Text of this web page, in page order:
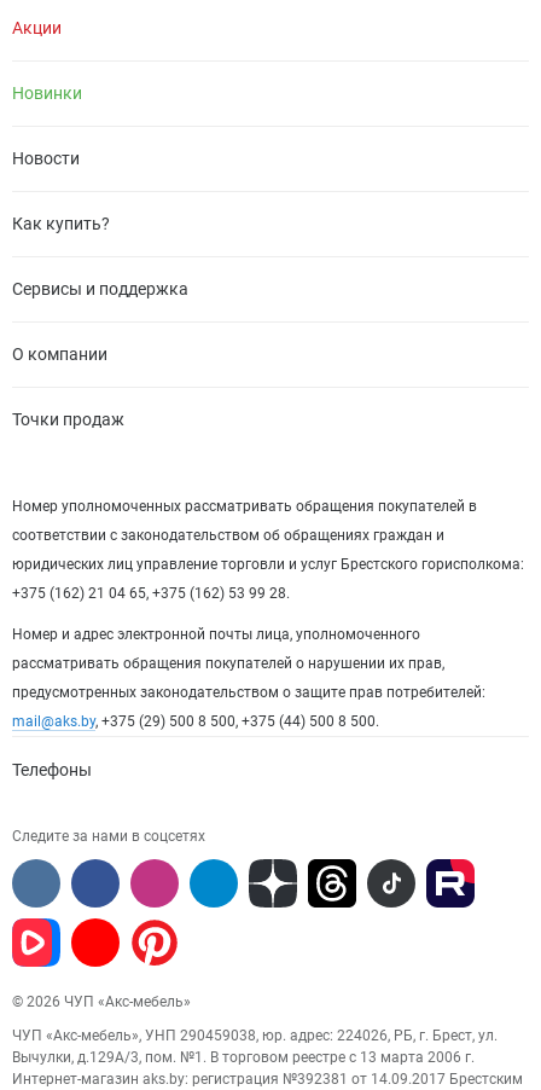
Акции
Новинки
Новости
Как купить?
Сервисы и поддержка
О компании
Точки продаж
Номер уполномоченных рассматривать обращения покупателей в
соответствии с законодательством об обращениях граждан и
юридических лиц управление торговли и услуг Брестского горисполкома:
+375 (162) 21 04 65, +375 (162) 53 99 28.
Номер и адрес электронной почты лица, уполномоченного
рассматривать обращения покупателей о нарушении их прав,
предусмотренных законодательством о защите прав потребителей:
mail@aks.by, +375 (29) 500 8 500, +375 (44) 500 8 500.
Телефоны
Следите за нами в соцсетях
© 2026 ЧУП «Акс-мебель»
ЧУП «Акс-мебель», УНП 290459038, юр. адрес: 224026, РБ, г. Брест, ул.
Вычулки, д.129А/3, пом. №1. В торговом реестре с 13 марта 2006 г.
Интернет-магазин aks.by: регистрация №392381 от 14.09.2017 Брестским